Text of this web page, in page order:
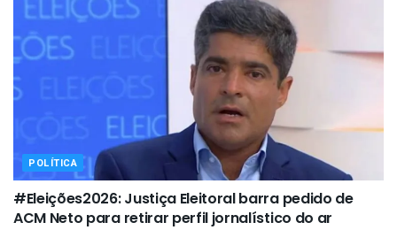
POLÍTICA
#Eleições2026: Justiça Eleitoral barra pedido de
ACM Neto para retirar perfil jornalístico do ar